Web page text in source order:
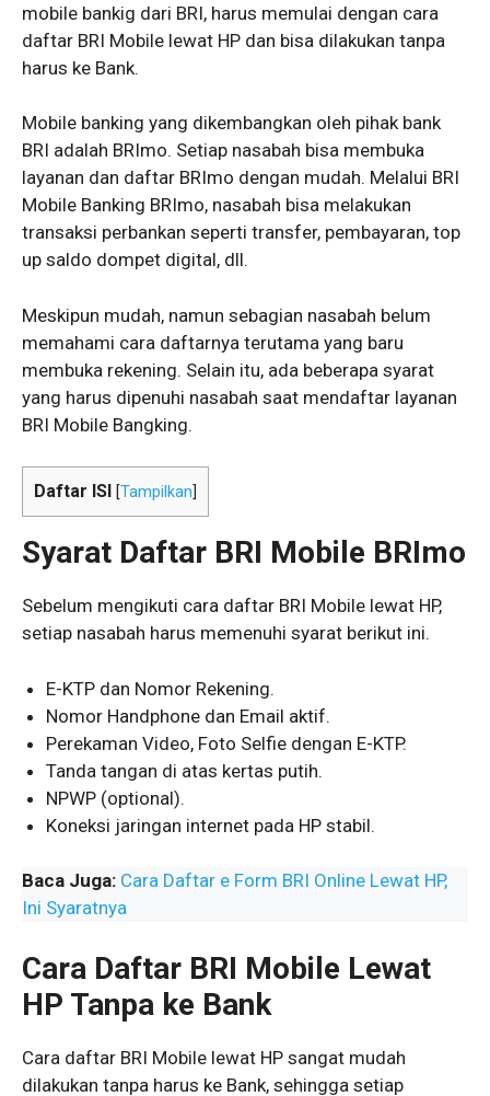
mobile bankig dari BRI, harus memulai dengan cara
daftar BRI Mobile lewat HP dan bisa dilakukan tanpa
harus ke Bank.
Mobile banking yang dikembangkan oleh pihak bank
BRI adalah BRImo. Setiap nasabah bisa membuka
layanan dan daftar BRImo dengan mudah. Melalui BRI
Mobile Banking BRImo, nasabah bisa melakukan
transaksi perbankan seperti transfer, pembayaran, top
up saldo dompet digital, dll.
Meskipun mudah, namun sebagian nasabah belum
memahami cara daftarnya terutama yang baru
membuka rekening. Selain itu, ada beberapa syarat
yang harus dipenuhi nasabah saat mendaftar layanan
BRI Mobile Bangking.
Daftar ISI [Tampilkan
Syarat Daftar BRI Mobile BRImo
Sebelum mengikuti cara daftar BRI Mobile lewat HP,
setiap nasabah harus memenuhi syarat berikut ini.
E-KTP dan Nomor Rekening.
Nomor Handphone dan Email aktif.
Perekaman Video, Foto Selfie dengan E-KTP.
Tanda tangan di atas kertas putih.
NPWP (optional).
Koneksi jaringan internet pada HP stabil.
Baca Juga: Cara Daftar e Form BRI Online Lewat HP,
Ini Syaratnya
Cara Daftar BRI Mobile Lewat
HP Tanpa ke Bank
Cara daftar BRI Mobile lewat HP sangat mudah
dilakukan tanpa harus ke Bank, sehingga setiap